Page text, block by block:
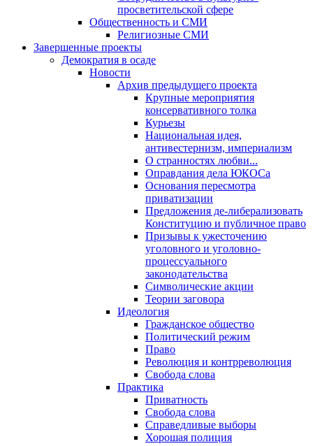
просветительской сфере
Общественность и СМИ
Религиозные СМИ
Завершенные проекты
Демократия в осаде
Новости
Архив предыдущего проекта
Крупные мероприятия
консервативного толка
Курьезы
Национальная идея,
антивестернизм, империализм
О странностях любви...
Оправдания дела ЮКОСа
Основания пересмотра
приватизации
Предложения де-либерализовать
Конституцию и публичное право
Призывы к ужесточению
уголовного и уголовно-
процессуального
законодательства
Символические акции
Теории заговора
Идеология
Гражданское общество
Политический режим
Право
Революция и контрреволюция
Свобода слова
Практика
Приватность
Свобода слова
Справедливые выборы
Хорошая полиция